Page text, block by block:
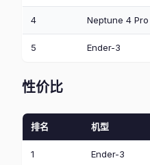
4 Neptune 4 Pro
5 Ender-3
性价比
排名 机型
1 Ender-3